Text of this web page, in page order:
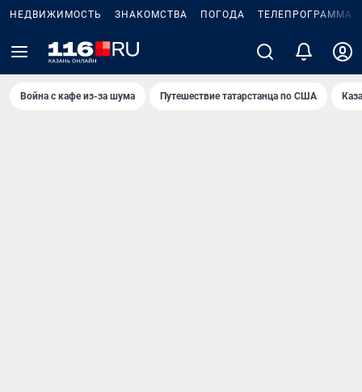
НЕДВИЖИМОСТЬ ЗНАКОМСТВА ПОГОДА ТЕЛЕПРОГРАММА
Война с кафе из-за шума Путешествие татарстанца по США